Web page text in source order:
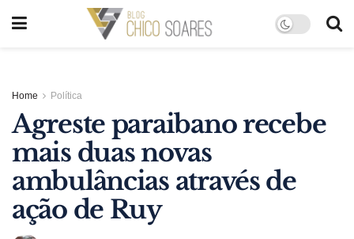
Home Política
Agreste paraibano recebe
mais duas novas
ambulâncias através de
ação de Ruy